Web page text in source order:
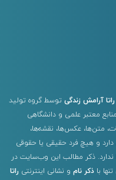
راتا آرامش زندگی توسط گروه تولید
معتبر علمی و دانشگاهی
متن‌ها، عکس‌ها، نقشه‌ها،
و هیچ فرد حقیقی یا حقوقی
ذکر مطالب این وب‌سایت در
با ذکر نام و نشانی اینترنتی راتا